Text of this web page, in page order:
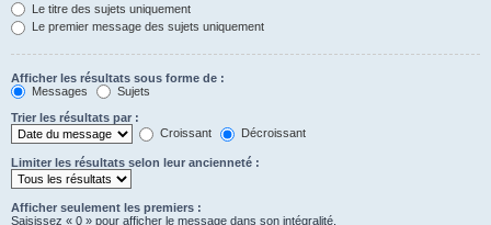
Le titre des sujets uniquement
Le premier message des sujets uniquement
Afficher les résultats sous forme de :
Messages
Sujets
Trier les résultats par :
Croissant
Décroissant
Limiter les résultats selon leur ancienneté :
Afficher seulement les premiers :
Saisissez « 0 » pour afficher le message dans son intégralité.